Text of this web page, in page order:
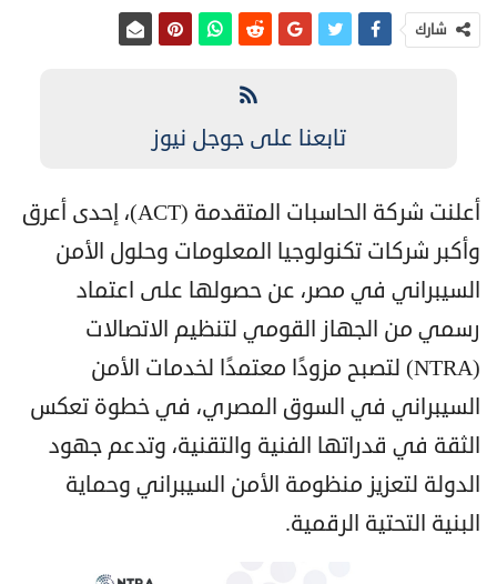
شارك
تابعنا على جوجل نيوز
أعلنت شركة الحاسبات المتقدمة (ACT)، إحدى أعرق
وأكبر شركات تكنولوجيا المعلومات وحلول الأمن
السيبراني في مصر، عن حصولها على اعتماد
رسمي من الجهاز القومي لتنظيم الاتصالات
(NTRA) لتصبح مزودًا معتمدًا لخدمات الأمن
السيبراني في السوق المصري، في خطوة تعكس
الثقة في قدراتها الفنية والتقنية، وتدعم جهود
الدولة لتعزيز منظومة الأمن السيبراني وحماية
البنية التحتية الرقمية.